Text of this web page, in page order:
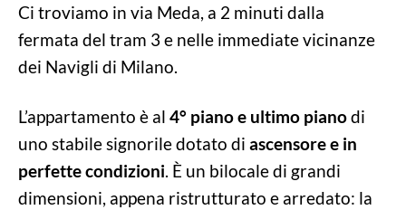
Ci troviamo in via Meda, a 2 minuti dalla
fermata del tram 3 e nelle immediate vicinanze
dei Navigli di Milano.
L’appartamento è al 4° piano e ultimo pianodi
uno stabile signorile dotato di ascensore e in
perfette condizioni. È un bilocale di grandi
dimensioni, appena ristrutturato e arredato: la